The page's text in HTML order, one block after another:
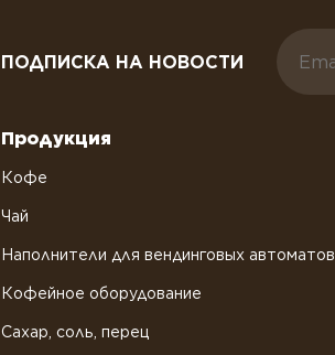
ПОДПИСКА НА НОВОСТИ
Продукция
Кофе
Чай
Наполнители для вендинговых автоматов
Кофейное оборудование
Сахар, соль, перец